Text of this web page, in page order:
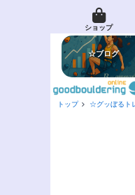
ショップ
☆ブログ
トップ ☆グッぼるト